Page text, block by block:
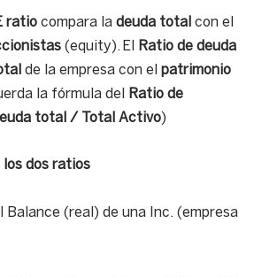
ratio compara la deuda total con el
(equity). El
Ratio de deuda
de la empresa con el patrimonio
la fórmula del
Ratio de
total / Total Activo)
los dos ratios
Balance (real) de una Inc. (empresa